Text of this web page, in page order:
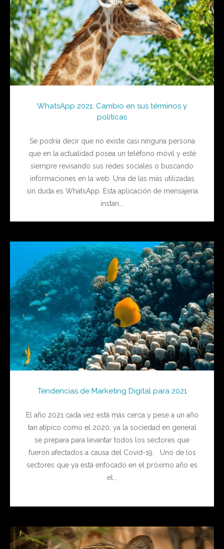
WhatsApp 2021: Cambio en sus términos y
políticas
Se podría decir que no existe casi ninguna persona
que en la actualidad posea un teléfono móvil y esté
siempre revisando sus redes sociales o buscando
informaciones en la web. Una de las más utilizadas
sin duda es WhatsApp. Esta aplicación de mensajería
instan...
Tendencias de Marketing Digital para 2021
El año 2021 cada vez está más cerca y pese a un año
tan atípico como el 2020, ya la sociedad en general
se prepara para levantar todos los sectores que
fueron afectados a causa del Covid-19. Uno de los
sectores que ya está enfocado en el próximo año es
el...